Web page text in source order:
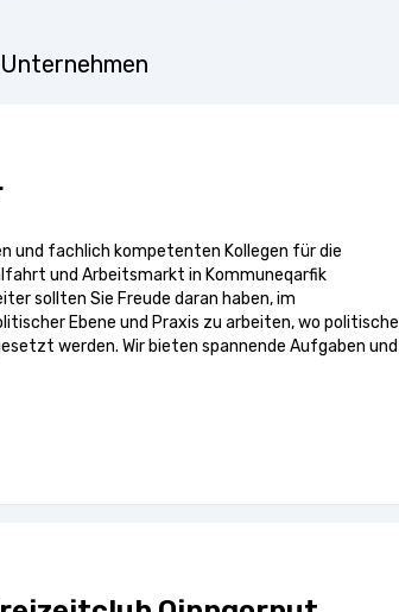
und fachlich kompetenten Kollegen für die
und Arbeitsmarkt in Kommuneqarfik
sollten Sie Freude daran haben, im
Ebene und Praxis zu arbeiten, wo politische
werden. Wir bieten spannende Aufgaben und